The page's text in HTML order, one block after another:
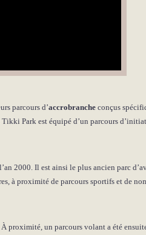
parcours d’accrobrancheconçus
Park est équipé d’un parcours
2000. Il est ainsi le plus ancien parc
à proximité de parcours sportifs et de
proximité, un parcours volant a été